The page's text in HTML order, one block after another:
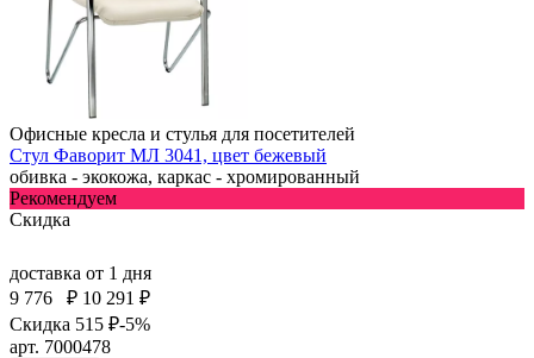
Офисные кресла и стулья для посетителей
Стул Фаворит МЛ 3041, цвет бежевый
обивка - экокожа, каркас - хромированный
Рекомендуем
Скидка
доставка от 1 дня
9 776
₽ 10 291 ₽
Скидка 515 ₽-5%
арт. 7000478